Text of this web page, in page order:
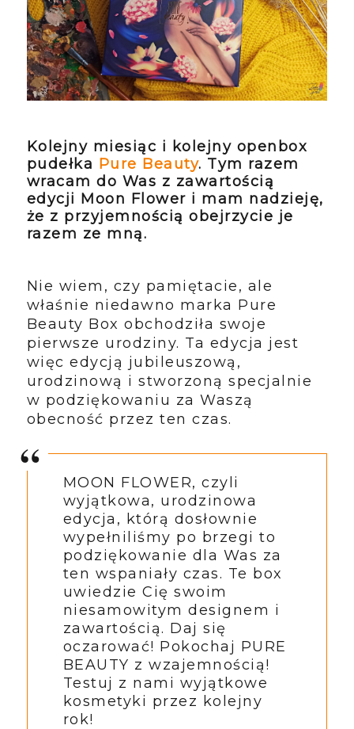
Kolejny miesiąc i kolejny openbox
pudełka Pure Beauty. Tym razem
wracam do Was z zawartością
edycji Moon Flower i mam nadzieję,
że z przyjemnością obejrzycie je
razem ze mną.
Nie wiem, czy pamiętacie, ale
właśnie niedawno marka Pure
Beauty Box obchodziła swoje
pierwsze urodziny. Ta edycja jest
więc edycją jubileuszową,
urodzinową i stworzoną specjalnie
w podziękowaniu za Waszą
obecność przez ten czas.
MOON FLOWER, czyli
wyjątkowa, urodzinowa
edycja, którą dosłownie
wypełniliśmy po brzegi to
podziękowanie dla Was za
ten wspaniały czas. Te box
uwiedzie Cię swoim
niesamowitym designem i
zawartością. Daj się
oczarować! Pokochaj PURE
BEAUTY z wzajemnością!
Testuj z nami wyjątkowe
kosmetyki przez kolejny
rok!